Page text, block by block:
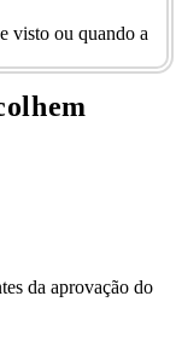
visto ou quando a
da aprovação do